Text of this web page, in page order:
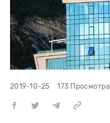
2019-10-25 173 Просмотра